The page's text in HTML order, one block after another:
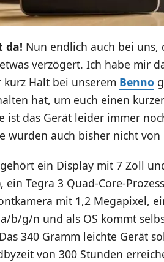
da! Nun endlich auch bei
verzögert. Ich habe mir
Halt bei unserem Benno
hat, um euch einen
ist das Gerät leider immer
wurden auch bisher nicht
ein Display mit 7 Zoll
ein Tegra 3 Quad-Core-
mit 1,2 Megapixel,
b/g/n und als OS kommt
340 Gramm leichte Gerät
von 300 Stunden